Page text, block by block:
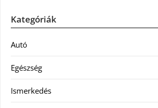
Kategóriák
Autó
Egészség
Ismerkedés